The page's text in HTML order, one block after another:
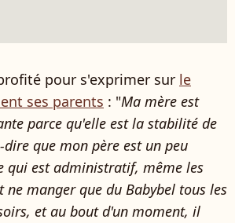
pour s'exprimer sur le
ses parents : "Ma mère est
parce qu'elle est la stabilité de
que mon père est un peu
qui est administratif, même les
manger que du Babybel tous les
et au bout d'un moment, il